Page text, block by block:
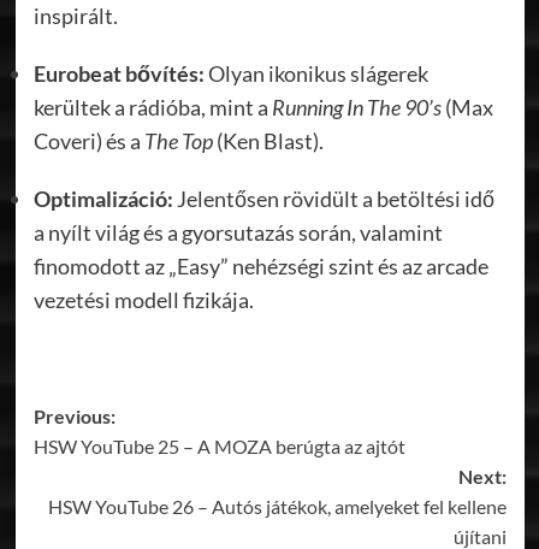
inspirált.
Eurobeat bővítés:Olyan ikonikus slágerek
kerültek a rádióba, mint a Running In The 90’s(Max
Coveri) és a The Top(Ken Blast).
Optimalizáció: Jelentősen rövidült a betöltési idő
a nyílt világ és a gyorsutazás során, valamint
finomodott az „Easy” nehézségi szint és az arcade
vezetési modell fizikája.
Post
navigation
Previous:
HSW YouTube 25 – A MOZA berúgta az ajtót
Next:
HSW YouTube 26 – Autós játékok, amelyeket fel kellene
újítani